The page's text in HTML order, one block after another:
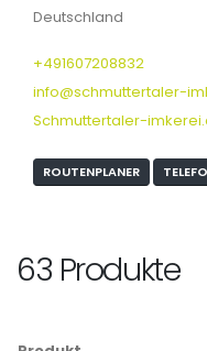
Deutschland
+491607208832
info@schmuttertaler-
Schmuttertaler-
ROUTENPLANER
63 Produkte